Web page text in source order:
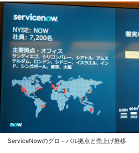
ServiceNowのグロ－バル拠点と売上げ推移